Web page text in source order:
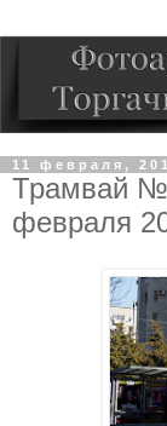
11 февраля,
Трамвай №
февраля